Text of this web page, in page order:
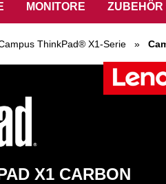
MONITORE ZUBEHÖR
ThinkPad® X1-Serie »
X1 CARBON